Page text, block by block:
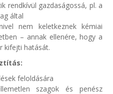
rendkívül gazdaságossá, pl. a
által
nem keletkeznek kémiai
– annak ellenére, hogy a
kifejti hatását.
feloldására
szagok és penész